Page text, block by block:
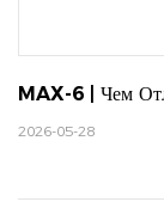
MAX-6 | Чем
2026-05-28